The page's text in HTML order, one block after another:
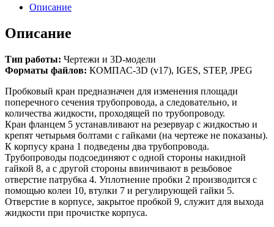
чертежи
Описание
Описание
Тип работы: Чертежи и 3D-модели
Форматы файлов: КОМПАС-3D (v17), IGES, STEP, JPEG
Пробковый кран предназначен для изменения площади
поперечного сечения трубопровода, а следовательно, и
количества жидкости, проходящей по трубопроводу.
Кран фланцем 5 устанавливают на резервуар с жидкостью и
крепят четырьмя болтами с гайками (на чертеже не показаны).
К корпусу крана 1 подведены два трубопровода.
Трубопроводы подсоединяют с одной стороны накидной
гайкой 8, а с другой стороны ввинчивают в резьбовое
отверстие патрубка 4. Уплотнение пробки 2 производится с
помощью колеи 10, втулки 7 и регулирующей гайки 5.
Отверстие в корпусе, закрытое пробкой 9, служит для выхода
жидкости при прочистке корпуса.